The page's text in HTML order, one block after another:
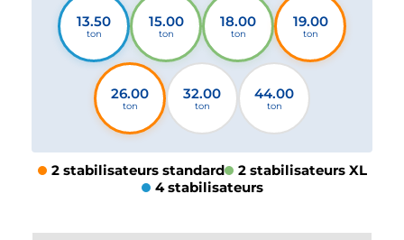
13.50
ton
15.00
ton
18.00
ton
19.00
ton
26.00
ton
32.00
ton
44.00
ton
2 stabilisateurs standard
2 stabilisateurs XL
4 stabilisateurs